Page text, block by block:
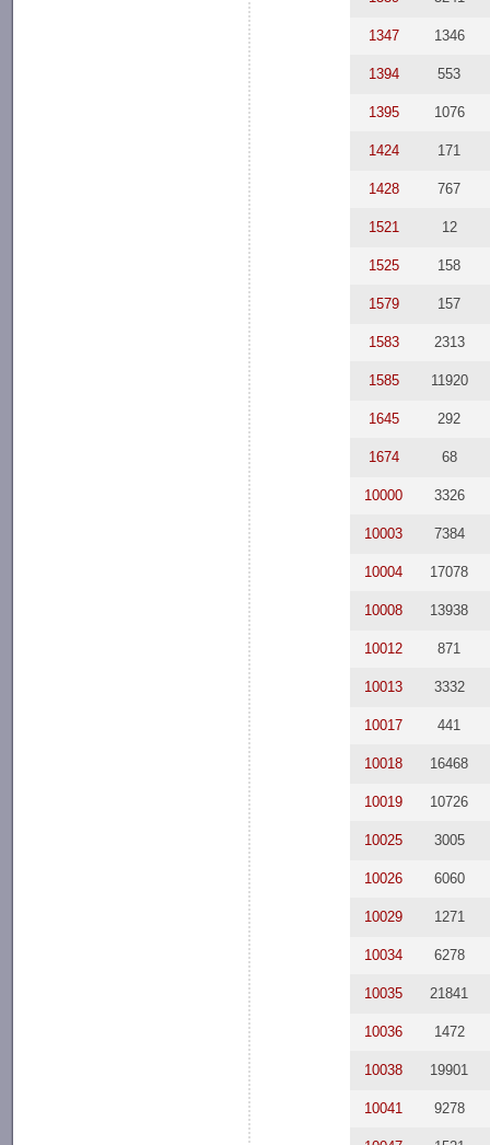
1347 1346
1394 553
1395 1076
1424 171
1428 767
1521 12
1525 158
1579 157
1583 2313
1585 11920
1645 292
1674 68
10000 3326
10003 7384
10004 17078
10008 13938
10012 871
10013 3332
10017 441
10018 16468
10019 10726
10025 3005
10026 6060
10029 1271
10034 6278
10035 21841
10036 1472
10038 19901
10041 9278